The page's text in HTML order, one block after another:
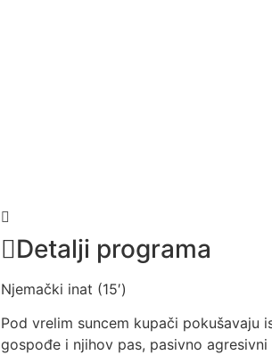
Detalji programa
Njemački inat (15′)
Pod vrelim suncem kupači
gospođe i njihov pas, pasivno